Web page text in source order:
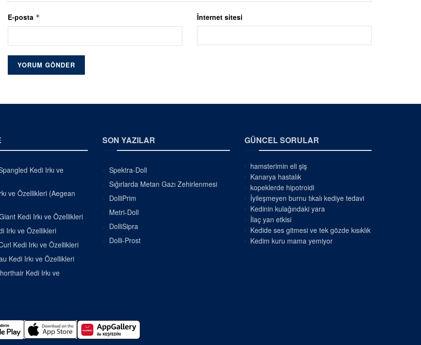
E-posta * İnternet sitesi
Kedi Irkı ve
ve Özellikleri (Aegean
Kedi Irkı ve Özellikleri
Irkı ve Özellikleri
Kedi Irkı ve Özellikleri
Kedi Irkı ve Özellikleri
Kedi Irkı ve
SON YAZILAR
Spektra-Doll
Sığırlarda Metan Gazı Zehirlenmesi
DolliPrim
Metri-Doll
DolliSipra
Dolli-Prost
GÜNCEL SORULAR
hamsterimin eli şiş
Kanarya hastalık
kopeklerde hipotroidi
İyileşmeyen burnu tıkalı kediye tedavi
Kedinin kulağındaki yara
İlaç yan etkisi
Kedide ses gitmesi ve tek gözde kısıklık
Kedim kuru mama yemiyor